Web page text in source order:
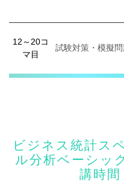
12～20コ
マ目
試験対策・模擬問
ビジネス統計ス
ル分析ベーシッ
講時間